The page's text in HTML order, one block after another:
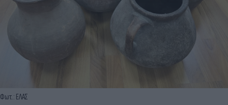
Φωτ.: ΕΛΑΣ